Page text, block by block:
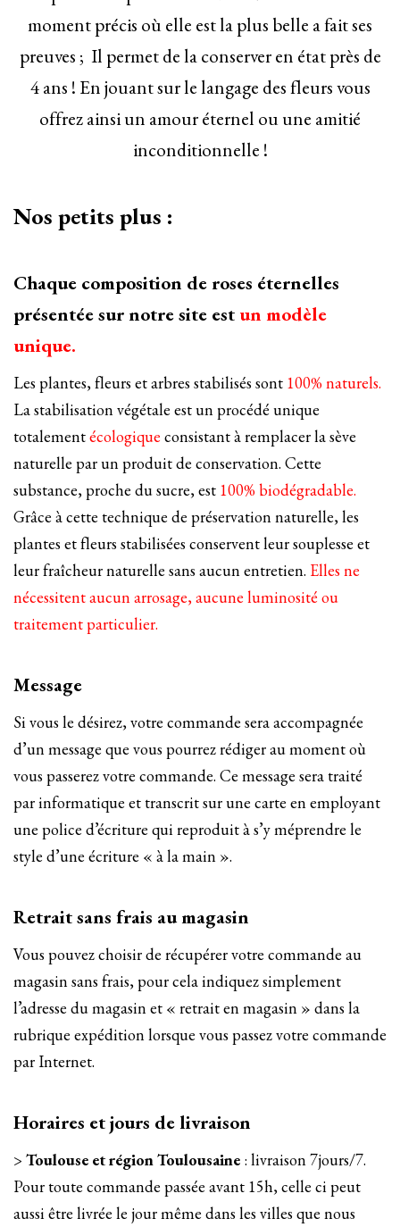
moment précis où elle est la plus belle a fait ses
preuves ; Il permet de la conserver en état près de
4 ans ! En jouant sur le langage des fleurs vous
offrez ainsi un amour éternel ou une amitié
inconditionnelle !
Nos petits plus :
Chaque composition de roses éternelles
présentée sur notre site est un modèle
unique.
Les plantes, fleurs et arbres stabilisés sont 100% naturels.
La stabilisation végétale est un procédé unique
totalementécologique consistant à remplacer la sève
naturelle par un produit de conservation. Cette
substance, proche du sucre, est 100% biodégradable.
Grâce à cette technique de préservation naturelle, les
plantes et fleurs stabilisées conservent leur souplesse et
leur fraîcheur naturelle sans aucun entretien. Elles ne
nécessitent aucun arrosage, aucune luminosité ou
traitement particulier.
Message
Si vous le désirez, votre commande sera accompagnée
d’un message que vous pourrez rédiger au moment où
vous passerez votre commande. Ce message sera traité
par informatique et transcrit sur une carte en employant
une police d’écriture qui reproduit à s’y méprendre le
style d’une écriture « à la main ».
Retrait sans frais au magasin
Vous pouvez choisir de récupérer votre commande au
magasin sans frais, pour cela indiquez simplement
l’adresse du magasin et « retrait en magasin » dans la
rubrique expédition lorsque vous passez votre commande
par Internet.
Horaires et jours de livraison
> Toulouse et région Toulousaine : livraison 7jours/7.
Pour toute commande passée avant 15h, celle ci peut
aussi être livrée le jour même dans les villes que nous